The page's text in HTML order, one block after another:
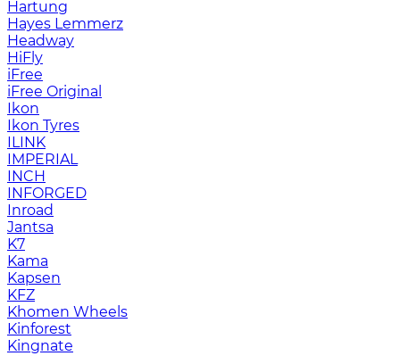
Hartung
Hayes Lemmerz
Headway
HiFly
iFree
iFree Original
Ikon
Ikon Tyres
ILINK
IMPERIAL
INCH
INFORGED
Inroad
Jantsa
K7
Kama
Kapsen
KFZ
Khomen Wheels
Kinforest
Kingnate